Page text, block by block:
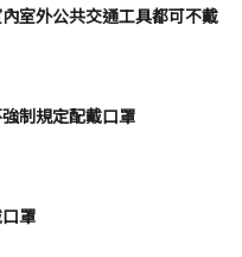
室外公共交通工具都可不戴
制規定配戴口罩
罩